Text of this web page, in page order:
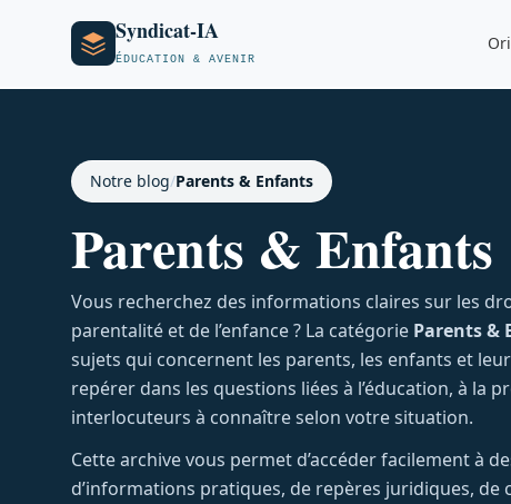
Syndicat-IA
ÉDUCATION & AVENIR
Notre blog/Parents & Enfants
Parents & Enfants
Vous recherchez des informations claires sur les
parentalité et de l’enfance ? La catégorie Parents &
sujets qui concernent les parents, les enfants et
repérer dans les questions liées à l’éducation, à la
interlocuteurs à connaître selon votre situation.
Cette archive vous permet d’accéder facilement à
d’informations pratiques, de repères juridiques, de